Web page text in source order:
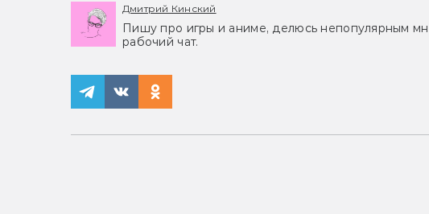
Дмитрий Кинский
Пишу про игры и аниме, делюсь непопулярным
рабочий чат.